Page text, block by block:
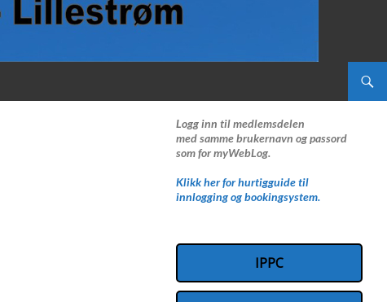
Logg inn til medlemsdelen
med samme brukernavn og passord
som for myWebLog.
Klikk her for hurtigguide til
innlogging og bookingsystem.
IPPC